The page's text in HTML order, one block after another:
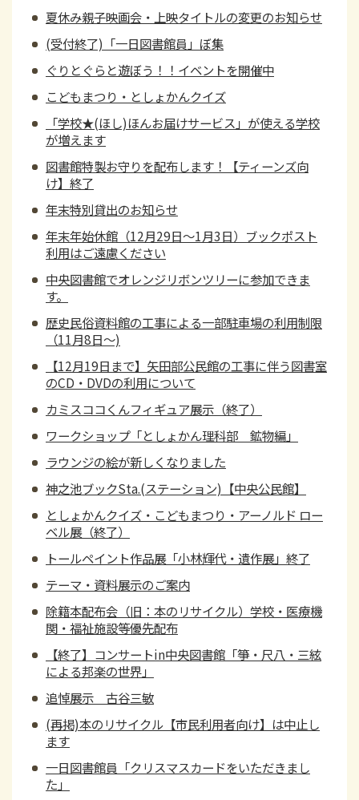
夏休み親子映画会・上映タイトルの変更のお知らせ
(受付終了)「一日図書館員」ぼ集
ぐりとぐらと遊ぼう！！イベントを開催中
こどもまつり・としょかんクイズ
「学校★(ほし)ほんお届けサービス」が使える学校
が増えます
図書館特製お守りを配布します！【ティーンズ向
け】終了
年末特別貸出のお知らせ
年末年始休館（12月29日～1月3日）ブックポスト
利用はご遠慮ください
中央図書館でオレンジリボンツリーに参加できま
す。
歴史民俗資料館の工事による一部駐車場の利用制限
（11月8日～)
【12月19日まで】矢田部公民館の工事に伴う図書室
のCD・DVDの利用について
カミスココくんフィギュア展示（終了）
ワークショップ「としょかん理科部 鉱物編」
ラウンジの絵が新しくなりました
神之池ブックSta.(ステーション)【中央公民館】
としょかんクイズ・こどもまつり・アーノルド ロー
ベル展（終了）
トールペイント作品展「小林輝代・遺作展」終了
テーマ・資料展示のご案内
除籍本配布会（旧：本のリサイクル）学校・医療機
関・福祉施設等優先配布
【終了】コンサートin中央図書館「箏・尺八・三絃
による邦楽の世界」
追悼展示 古谷三敏
(再掲)本のリサイクル【市民利用者向け】は中止し
ます
一日図書館員「クリスマスカードをいただきまし
た」